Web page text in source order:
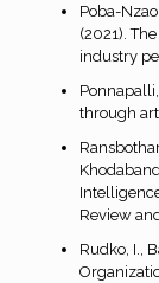
Poba-
(2021).
industry
through
Review
Rudko, I.,